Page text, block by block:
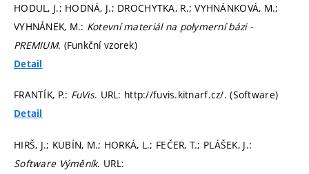
HODUL, J.; HODNÁ, J.; DROCHYTKA, R.; VYHNÁNKOVÁ, M.;
VYHNÁNEK, M.: Kotevní materiál na polymerní bázi -
PREMIUM. (Funkční vzorek)
Detail
FRANTÍK, P.: FuVis. URL: http://fuvis.kitnarf.cz/. (Software)
Detail
HIRŠ, J.; KUBÍN, M.; HORKÁ, L.; FEČER, T.; PLÁŠEK, J.:
Software Výměník. URL: